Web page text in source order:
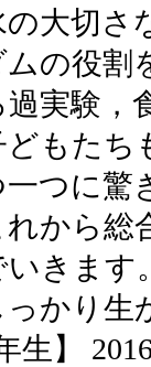
の大切さ
の役割
過実験，
どもたち
一つに驚
から総
きます。
かり生
生】